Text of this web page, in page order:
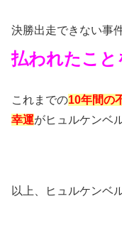
決勝出走できない事
払われたこと
これまでの10年間の
幸運がヒュルケンベ
以上、ヒュルケンベ